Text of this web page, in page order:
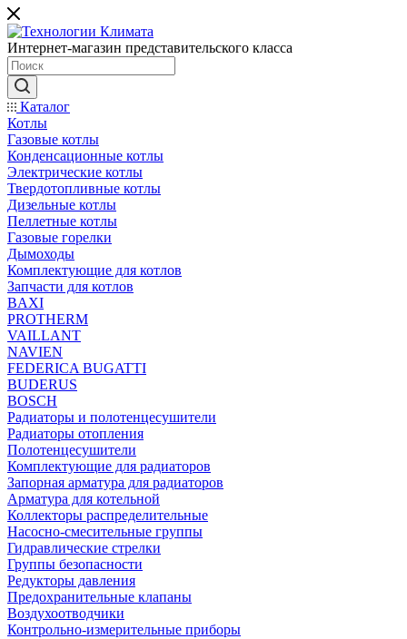
Интернет-магазин представительского класса
Каталог
Котлы
Газовые котлы
Конденсационные котлы
Электрические котлы
Твердотопливные котлы
Дизельные котлы
Пеллетные котлы
Газовые горелки
Дымоходы
Комплектующие для котлов
Запчасти для котлов
BAXI
PROTHERM
VAILLANT
NAVIEN
FEDERICA BUGATTI
BUDERUS
BOSCH
Радиаторы и полотенцесушители
Радиаторы отопления
Полотенцесушители
Комплектующие для радиаторов
Запорная арматура для радиаторов
Арматура для котельной
Коллекторы распределительные
Насосно-смесительные группы
Гидравлические стрелки
Группы безопасности
Редукторы давления
Предохранительные клапаны
Воздухоотводчики
Контрольно-измерительные приборы